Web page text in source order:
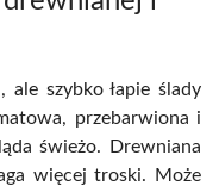
ale szybko łapie ślady
przebarwiona i
świeżo. Drewniana
więcej troski. Może